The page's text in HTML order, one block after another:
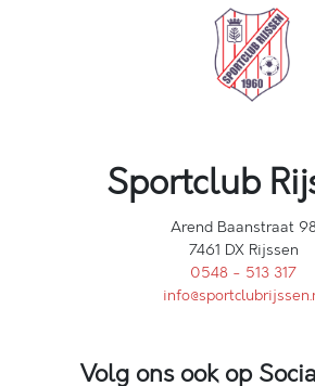
Sportclub
Arend Baanstraat
7461 DX Rijssen
0548 - 513 317
Volg ons ook op